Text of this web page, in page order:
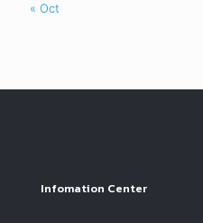
« Oct
Infomation Center